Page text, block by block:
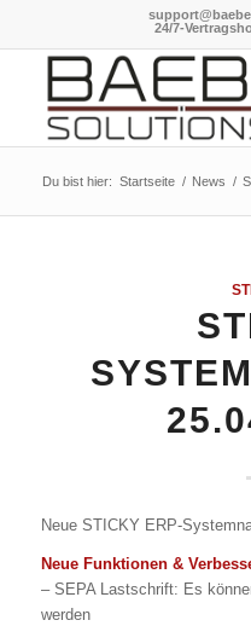
24/7-
Du bist hier: Startseite / News /
Neue STICKY ERP-
Neue Funktionen &
– SEPA Lastschrift: Es
werden